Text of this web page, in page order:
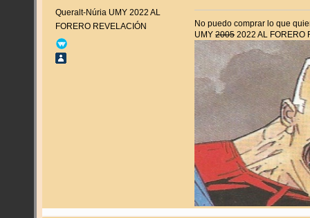
Queralt-Núria UMY 2022 AL
FORERO REVELACIÓN
No puedo comprar lo que
UMY20052022 AL FORERO